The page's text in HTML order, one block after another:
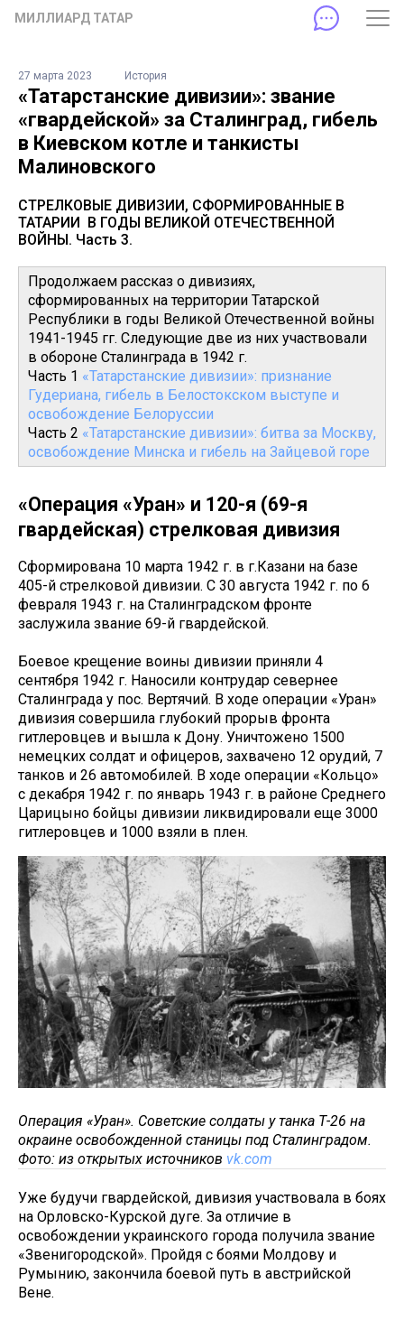
МИЛЛИАРД ТАТАР
27 марта 2023 История
«Татарстанские дивизии»: звание
«гвардейской» за Сталинград, гибель
в Киевском котле и танкисты
Малиновского
СТРЕЛКОВЫЕ ДИВИЗИИ, СФОРМИРОВАННЫЕ В
ТАТАРИИ В ГОДЫ ВЕЛИКОЙ ОТЕЧЕСТВЕННОЙ
ВОЙНЫ. Часть 3.
Продолжаем рассказ о дивизиях,
сформированных на территории Татарской
Республики в годы Великой Отечественной войны
1941-1945 гг. Следующие две из них участвовали
в обороне Сталинграда в 1942 г.
Часть 1 «Татарстанские дивизии»: признание
Гудериана, гибель в Белостокском выступе и
освобождение Белоруссии
Часть 2 «Татарстанские дивизии»: битва за Москву,
освобождение Минска и гибель на Зайцевой горе
«Операция «Уран» и 120-я (69-я
гвардейская) стрелковая дивизия
Сформирована 10 марта 1942 г. в г.Казани на базе
405-й стрелковой дивизии. С 30 августа 1942 г. по 6
февраля 1943 г. на Сталинградском фронте
заслужила звание 69-й гвардейской.
Боевое крещение воины дивизии приняли 4
сентября 1942 г. Наносили контрудар севернее
Сталинграда у пос. Вертячий. В ходе операции «Уран»
дивизия совершила глубокий прорыв фронта
гитлеровцев и вышла к Дону. Уничтожено 1500
немецких солдат и офицеров, захвачено 12 орудий, 7
танков и 26 автомобилей. В ходе операции «Кольцо»
с декабря 1942 г. по январь 1943 г. в районе Среднего
Царицыно бойцы дивизии ликвидировали еще 3000
гитлеровцев и 1000 взяли в плен.
Операция «Уран». Советские солдаты у танка Т-26 на
окраине освобожденной станицы под Сталинградом.
Фото: из открытых источников vk.com
Уже будучи гвардейской, дивизия участвовала в боях
на Орловско-Курской дуге. За отличие в
освобождении украинского города получила звание
«Звенигородской». Пройдя с боями Молдову и
Румынию, закончила боевой путь в австрийской
Вене.